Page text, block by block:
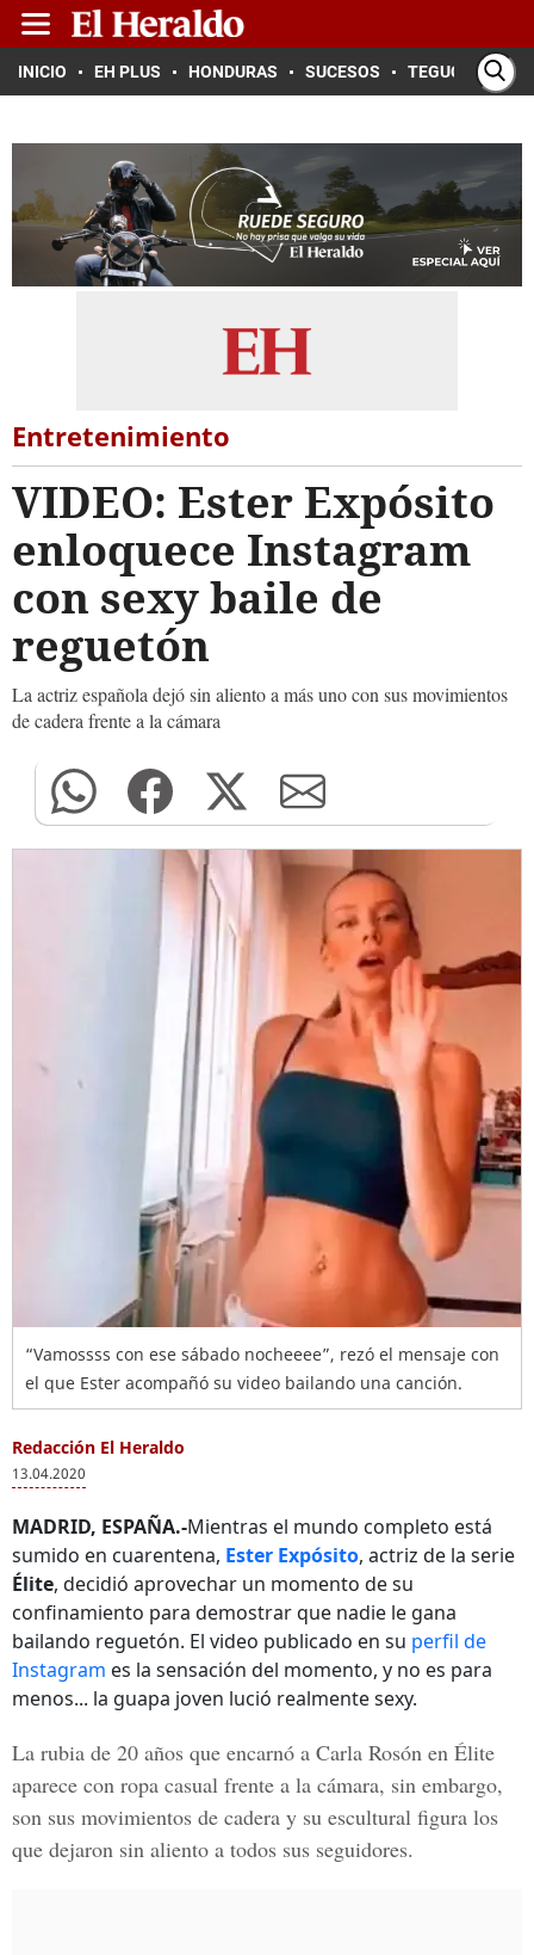
INICIO EH PLUS HONDURAS SUCESOS TEGUCIGALPA
Entretenimiento
VIDEO: Ester Expósito
enloquece Instagram
con sexy baile de
reguetón
La actriz española dejó sin aliento a más uno con sus movimientos
de cadera frente a la cámara
“Vamossss con ese sábado nocheeee”, rezó el mensaje con
el que Ester acompañó su video bailando una canción.
Redacción El Heraldo
13.04.2020
MADRID, ESPAÑA.-Mientras el mundo completo está
sumido en cuarentena, Ester Expósito, actriz de la serie
Élite, decidió aprovechar un momento de su
confinamiento para demostrar que nadie le gana
bailando reguetón. El video publicado en su perfil de
Instagram es la sensación del momento, y no es para
menos... la guapa joven lució realmente sexy.
La rubia de 20 años que encarnó a Carla Rosón en Élite
aparece con ropa casual frente a la cámara, sin embargo,
son sus movimientos de cadera y su escultural figura los
que dejaron sin aliento a todos sus seguidores.